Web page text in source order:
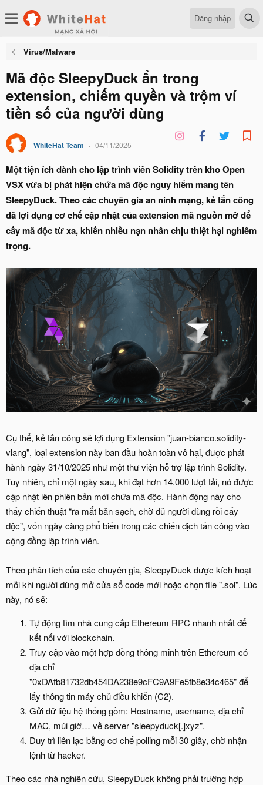
Đăng nhập
Virus/Malware
Mã độc SleepyDuck ẩn trong
extension, chiếm quyền và trộm ví
tiền số của người dùng
WhiteHat Team 04/11/2025
Một tiện ích dành cho lập trình viên Solidity trên kho Open
VSX vừa bị phát hiện chứa mã độc nguy hiểm mang tên
SleepyDuck. Theo các chuyên gia an ninh mạng, kẻ tấn công
đã lợi dụng cơ chế cập nhật của extension mã nguồn mở để
cấy mã độc từ xa, khiến nhiều nạn nhân chịu thiệt hại nghiêm
trọng.
Cụ thể, kẻ tấn công sẽ lợi dụng Extension "juan-bianco.solidity-
vlang", loại extension này ban đầu hoàn toàn vô hại, được phát
hành ngày 31/10/2025 như một thư viện hỗ trợ lập trình Solidity.
Tuy nhiên, chỉ một ngày sau, khi đạt hơn 14.000 lượt tải, nó được
cập nhật lên phiên bản mới chứa mã độc. Hành động này cho
thấy chiến thuật “ra mắt bản sạch, chờ đủ người dùng rồi cấy
độc”, vốn ngày càng phổ biến trong các chiến dịch tấn công vào
cộng đồng lập trình viên.
Theo phân tích của các chuyên gia, SleepyDuck được kích hoạt
mỗi khi người dùng mở cửa sổ code mới hoặc chọn file ".sol". Lúc
này, nó sẽ:
Tự động tìm nhà cung cấp Ethereum RPC nhanh nhất để
kết nối với blockchain.
Truy cập vào một hợp đồng thông minh trên Ethereum có
địa chỉ
"0xDAfb81732db454DA238e9cFC9A9Fe5fb8e34c465" để
lấy thông tin máy chủ điều khiển (C2).
Gửi dữ liệu hệ thống gồm: Hostname, username, địa chỉ
MAC, múi giờ… về server "sleepyduck[.]xyz".
Duy trì liên lạc bằng cơ chế polling mỗi 30 giây, chờ nhận
lệnh từ hacker.
Theo các nhà nghiên cứu, SleepyDuck không phải trường hợp